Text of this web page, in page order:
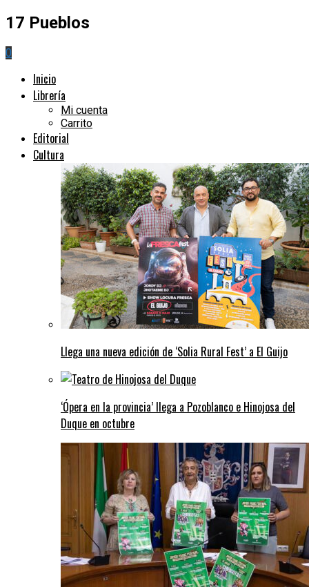
17 Pueblos
0
Inicio
Librería
Mi cuenta
Carrito
Editorial
Cultura
Llega una nueva edición de ‘Solia Rural Fest’ a El Guijo
‘Ópera en la provincia’ llega a Pozoblanco e Hinojosa del
Duque en octubre